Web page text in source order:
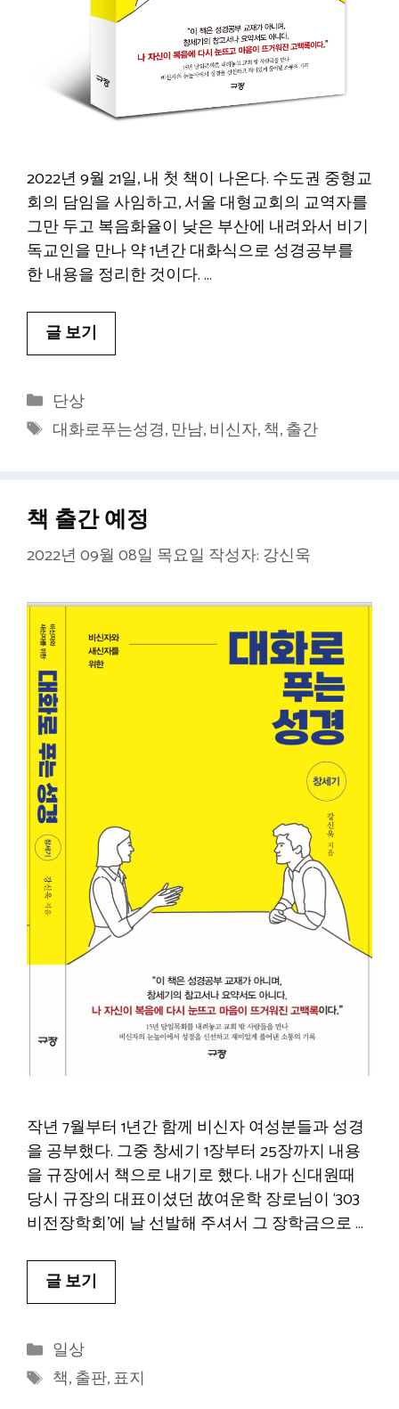
2022년 9월 21일, 내 첫 책이 나온다. 수도권 중형교
회의 담임을 사임하고, 서울 대형교회의 교역자를
그만 두고 복음화율이 낮은 부산에 내려와서 비기
독교인을 만나 약 1년간 대화식으로 성경공부를
한 내용을 정리한 것이다. …
글 보기
카
테
고
단상
태
대화로푸는성경, 만남,비신자,책,출간
책 출간 예정
2022년 09월 08일 목요일 작성자: 강신욱
작년 7월부터 1년간 함께 비신자 여성분들과 성경
을 공부했다. 그중 창세기 1장부터 25장까지 내용
을 규장에서 책으로 내기로 했다. 내가 신대원때
당시 규장의 대표이셨던 故여운학 장로님이 ‘303
비전장학회’에 날 선발해 주셔서 그 장학금으로 …
글 보기
카
테
고
일상
태
책,출판,표지